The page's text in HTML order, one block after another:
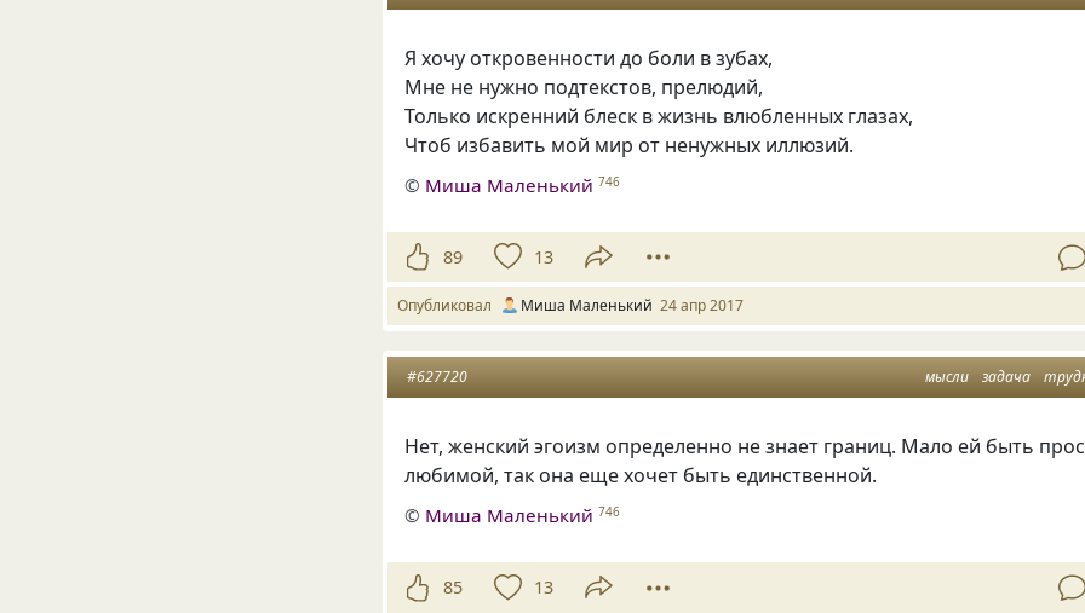
Я хочу откровенности до боли в зубах,
Мне не нужно подтекстов, прелюдий,
Только искренний блеск в жизнь влюбленных глазах,
Чтоб избавить мой мир от ненужных иллюзий.
© Миша Маленький 746
89 13
Опубликовал Миша Маленький 24 апр 2017
мысли задача
#627720
Нет, женский эгоизм определенно не знает границ. Мало ей быть
любимой, так она еще хочет быть единственной.
© Миша Маленький 746
85 13